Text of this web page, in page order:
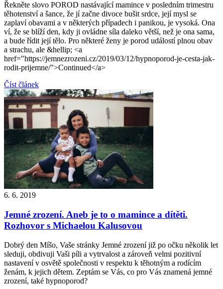
Řekněte slovo POROD nastávající mamince v posledním trimestru
těhotenství a šance, že jí začne divoce bušit srdce, její mysl se
zaplaví obavami a v některých případech i panikou, je vysoká. Ona
ví, že se blíží den, kdy ji ovládne síla daleko větší, než je ona sama,
a bude řídit její tělo. Pro některé ženy je porod událostí plnou obav
a strachu, ale &hellip; <a
href="https://jemnezrozeni.cz/2019/03/12/hypnoporod-je-cesta-jak-
rodit-prijemne/">Continued</a>
Číst článek
6. 6. 2019
Jemné zrození. Aneb je to o mamince a dítěti.
Rozhovor s Michaelou Kalusovou
Dobrý den Míšo, Vaše stránky Jemné zrození již po očku několik let
sleduji, obdivuji Vaši píli a vytrvalost a zároveň velmi pozitivní
nastavení v osvětě společnosti v respektu k těhotným a rodícím
ženám, k jejich dětem. Zeptám se Vás, co pro Vás znamená jemné
zrození, také hypnoporod?